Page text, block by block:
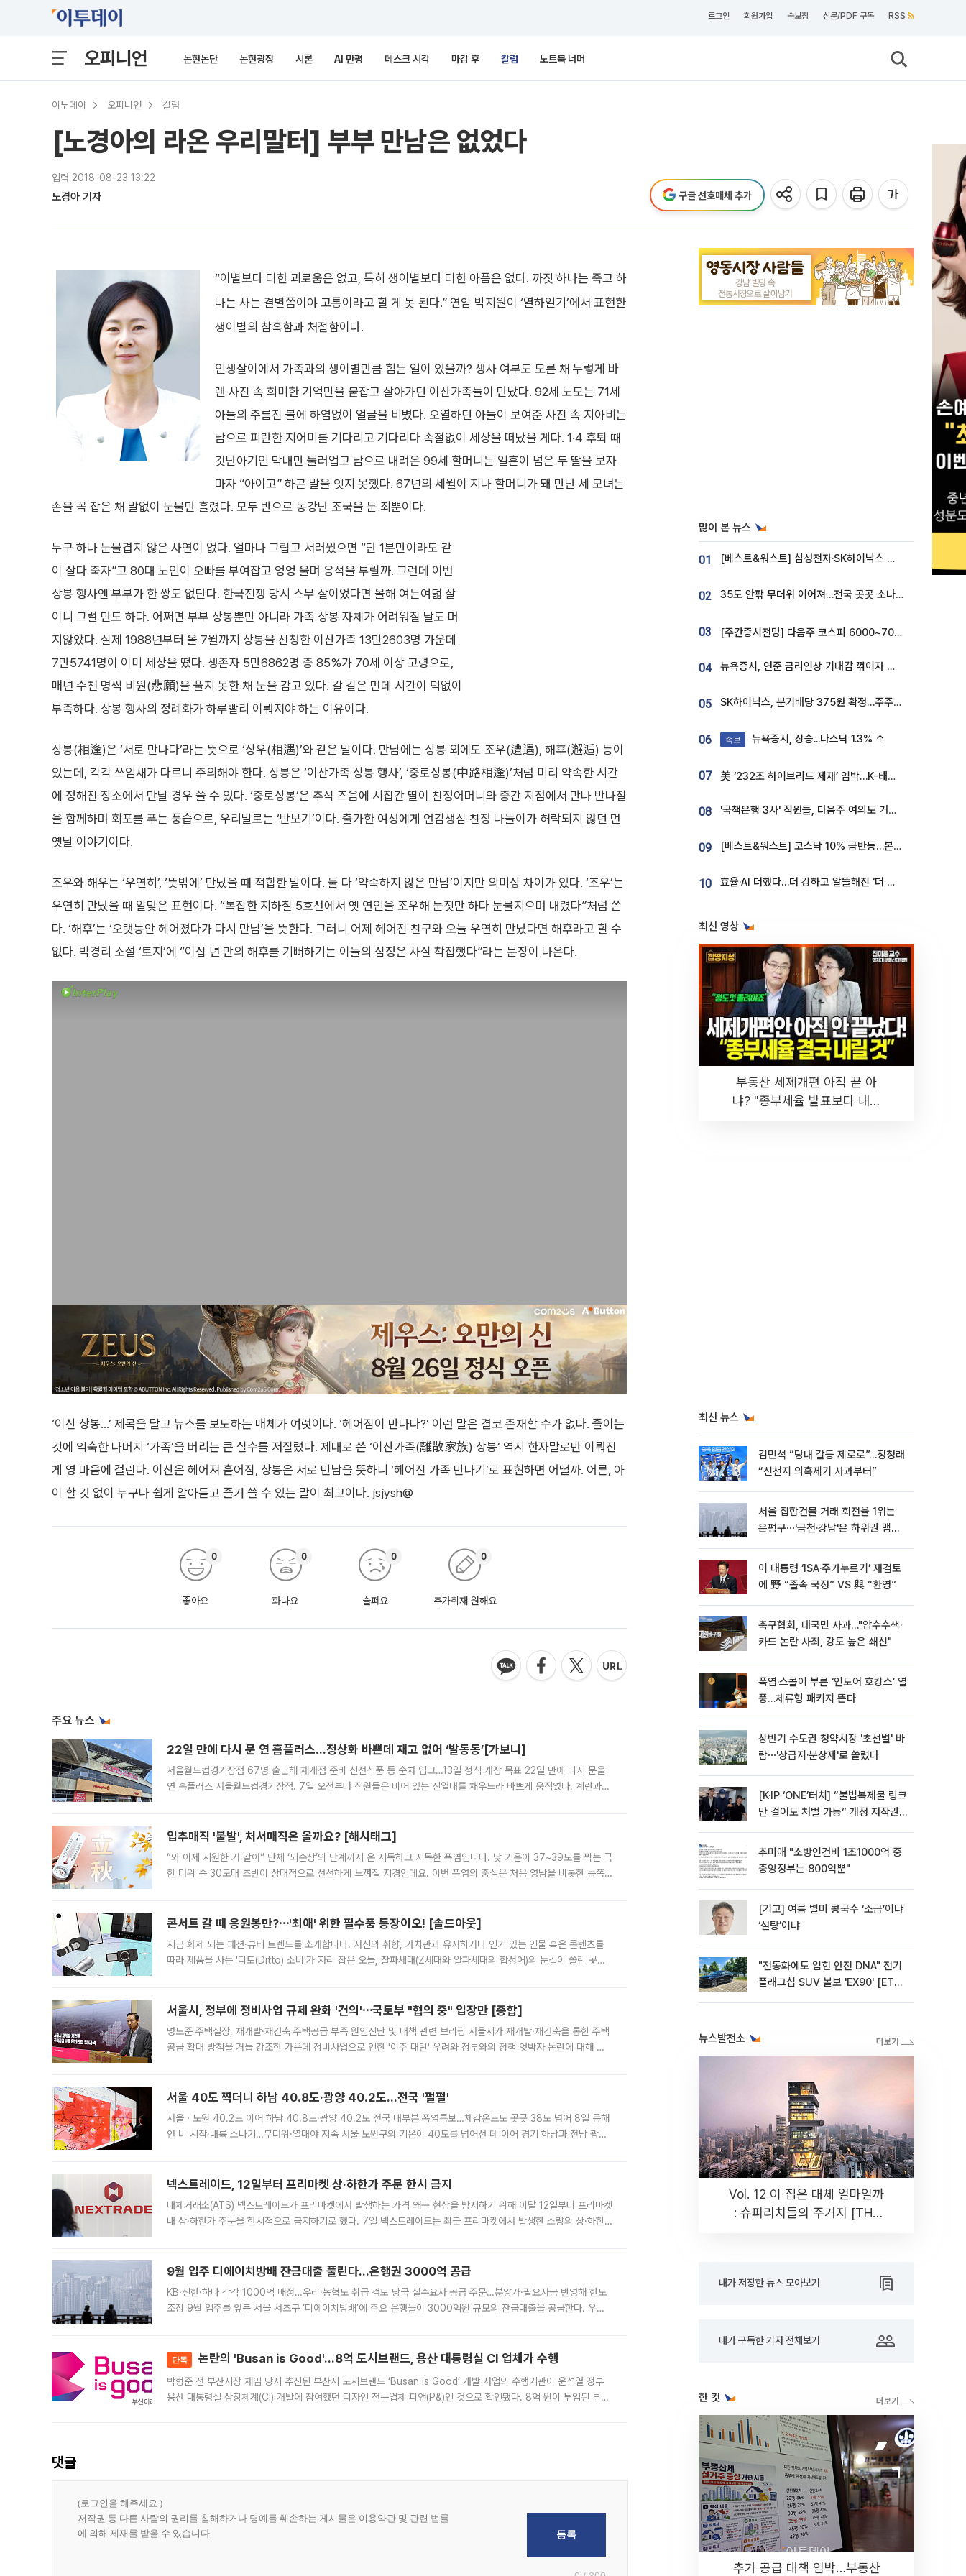
로그인 회원가입 속보창 신문/PDF 구독 RSS
오피니언 논현논단 논현광장 시론 AI 만평 데스크 시각 마감 후 칼럼 노트북 너머
이투데이 오피니언 칼럼
[노경아의 라온 우리말터] 부부 만남은 없었다
입력 2018-08-23 13:22
노경아 기자 구글 선호매체 추가
“이별보다 더한 괴로움은 없고, 특히 생이별보다 더한 아픔은 없다. 까짓 하나는 죽고 하
나는 사는 결별쯤이야 고통이라고 할 게 못 된다.” 연암 박지원이 ‘열하일기’에서 표현한
생이별의 참혹함과 처절함이다.
인생살이에서 가족과의 생이별만큼 힘든 일이 있을까? 생사 여부도 모른 채 누렇게 바
랜 사진 속 희미한 기억만을 붙잡고 살아가던 이산가족들이 만났다. 92세 노모는 71세
아들의 주름진 볼에 하염없이 얼굴을 비볐다. 오열하던 아들이 보여준 사진 속 지아비는
남으로 피란한 지어미를 기다리고 기다리다 속절없이 세상을 떠났을 게다. 1·4 후퇴 때
갓난아기인 막내만 둘러업고 남으로 내려온 99세 할머니는 일흔이 넘은 두 딸을 보자
마자 “아이고” 하곤 말을 잇지 못했다. 67년의 세월이 지나 할머니가 돼 만난 세 모녀는
손을 꼭 잡은 채 말없이 눈물만 흘렸다. 모두 반으로 동강난 조국을 둔 죄뿐이다.
누구 하나 눈물겹지 않은 사연이 없다. 얼마나 그립고 서러웠으면 “단 1분만이라도 같
이 살다 죽자”고 80대 노인이 오빠를 부여잡고 엉엉 울며 응석을 부릴까. 그런데 이번
상봉 행사엔 부부가 한 쌍도 없단다. 한국전쟁 당시 스무 살이었다면 올해 여든여덟 살
이니 그럴 만도 하다. 어쩌면 부부 상봉뿐만 아니라 가족 상봉 자체가 어려워질 날도 머
지않았다. 실제 1988년부터 올 7월까지 상봉을 신청한 이산가족 13만2603명 가운데
7만5741명이 이미 세상을 떴다. 생존자 5만6862명 중 85%가 70세 이상 고령으로,
매년 수천 명씩 비원(悲願)을 풀지 못한 채 눈을 감고 있다. 갈 길은 먼데 시간이 턱없이
부족하다. 상봉 행사의 정례화가 하루빨리 이뤄져야 하는 이유이다.
상봉(相逢)은 ‘서로 만나다’라는 뜻으로 ‘상우(相遇)’와 같은 말이다. 만남에는 상봉 외에도 조우(遭遇), 해후(邂逅) 등이
있는데, 각각 쓰임새가 다르니 주의해야 한다. 상봉은 ‘이산가족 상봉 행사’, ‘중로상봉(中路相逢)’처럼 미리 약속한 시간
에 정해진 장소에서 만날 경우 쓸 수 있다. ‘중로상봉’은 추석 즈음에 시집간 딸이 친정어머니와 중간 지점에서 만나 반나절
을 함께하며 회포를 푸는 풍습으로, 우리말로는 ‘반보기’이다. 출가한 여성에게 언감생심 친정 나들이가 허락되지 않던 먼
옛날 이야기이다.
조우와 해우는 ‘우연히’, ‘뜻밖에’ 만났을 때 적합한 말이다. 둘 다 ‘약속하지 않은 만남’이지만 의미상 차이가 있다. ‘조우’는
우연히 만났을 때 알맞은 표현이다. “복잡한 지하철 5호선에서 옛 연인을 조우해 눈짓만 하다 눈물지으며 내렸다”처럼 쓴
다. ‘해후’는 ‘오랫동안 헤어졌다가 다시 만남’을 뜻한다. 그러니 어제 헤어진 친구와 오늘 우연히 만났다면 해후라고 할 수
없다. 박경리 소설 ‘토지’에 “이십 년 만의 해후를 기뻐하기는 이들의 심정은 사실 착잡했다”라는 문장이 나온다.
‘이산 상봉…’ 제목을 달고 뉴스를 보도하는 매체가 여럿이다. ‘헤어짐이 만나다?’ 이런 말은 결코 존재할 수가 없다. 줄이는
것에 익숙한 나머지 ‘가족’을 버리는 큰 실수를 저질렀다. 제대로 쓴 ‘이산가족(離散家族) 상봉’ 역시 한자말로만 이뤄진
게 영 마음에 걸린다. 이산은 헤어져 흩어짐, 상봉은 서로 만남을 뜻하니 ‘헤어진 가족 만나기’로 표현하면 어떨까. 어른, 아
이 할 것 없이 누구나 쉽게 알아듣고 즐겨 쓸 수 있는 말이 최고이다. jsjysh@
좋아요
0
화나요
0
슬퍼요
0
추가취재 원해요
0
주요 뉴스
22일 만에 다시 문 연 홈플러스…정상화 바쁜데 재고 없어 ‘발동동’[가보니]
서울월드컵경기장점 67명 출근해 재개점 준비 신선식품 등 순차 입고…13일 정식 개장 목표 22일 만에 다시 문을
연 홈플러스 서울월드컵경기장점. 7일 오전부터 직원들은 비어 있는 진열대를 채우느라 바쁘게 움직였다. 계란과
입추매직 '불발', 처서매직은 올까요? [해시태그]
“와 이제 시원한 거 같아” 단체 ‘뇌손상’의 단계까지 온 지독하고 지독한 폭염입니다. 낮 기온이 37~39도를 찍는 극
한 더위 속 30도대 초반이 상대적으로 선선하게 느껴질 지경인데요. 이번 폭염의 중심은 처음 영남을 비롯한 동쪽
콘서트 갈 때 응원봉만?⋯'최애' 위한 필수품 등장이오! [솔드아웃]
지금 화제 되는 패션·뷰티 트렌드를 소개합니다. 자신의 취향, 가치관과 유사하거나 인기 있는 인물 혹은 콘텐츠를
따라 제품을 사는 '디토(Ditto) 소비'가 자리 잡은 오늘, 잘파세대(Z세대와 알파세대의 합성어)의 눈길이 쏠린 곳은
서울시, 정부에 정비사업 규제 완화 '건의'⋯국토부 "협의 중" 입장만 [종합]
명노준 주택실장, 재개발·재건축 주택공급 부족 원인진단 및 대책 관련 브리핑 서울시가 재개발·재건축을 통한 주택
공급 확대 방침을 거듭 강조한 가운데 정비사업으로 인한 '이주 대란' 우려와 정부와의 정책 엇박자 논란에 대해 정
서울 40도 찍더니 하남 40.8도·광양 40.2도…전국 '펄펄'
서울ㆍ노원 40.2도 이어 하남 40.8도·광양 40.2도 전국 대부분 폭염특보…체감온도도 곳곳 38도 넘어 8일 동해
안 비 시작·내륙 소나기…무더위·열대야 지속 서울 노원구의 기온이 40도를 넘어선 데 이어 경기 하남과 전남 광양
넥스트레이드, 12일부터 프리마켓 상·하한가 주문 한시 금지
대체거래소(ATS) 넥스트레이드가 프리마켓에서 발생하는 가격 왜곡 현상을 방지하기 위해 이달 12일부터 프리마켓
내 상·하한가 주문을 한시적으로 금지하기로 했다. 7일 넥스트레이드는 최근 프리마켓에서 발생한 소량의 상·하한
9월 입주 디에이치방배 잔금대출 풀린다…은행권 3000억 공급
KB·신한·하나 각각 1000억 배정…우리·농협도 취급 검토 당국 실수요자 공급 주문…분양가·필요자금 반영해 한도
조정 9월 입주를 앞둔 서울 서초구 ‘디에이치방배’에 주요 은행들이 3000억원 규모의 잔금대출을 공급한다. 우리
단독 논란의 'Busan is Good'…8억 도시브랜드, 용산 대통령실 CI 업체가 수행
박형준 전 부산시장 재임 당시 추진된 부산시 도시브랜드 ‘Busan is Good’ 개발 사업의 수행기관이 윤석열 정부
용산 대통령실 상징체계(CI) 개발에 참여했던 디자인 전문업체 피앤(P&)인 것으로 확인됐다. 8억 원이 투입된 부산
댓글
많이 본 뉴스
01 [베스트&워스트] 삼성전자·SK하이닉스 밀린 한 주…상상인증권은 85% 급등
02 35도 안팎 무더위 이어져…전국 곳곳 소나기 [오늘 날씨]
03 [주간증시전망] 다음주 코스피 6000~7000⋯“外人 수급은 정책이 변수”
04 뉴욕증시, 연준 금리인상 기대감 꺾이자 상승...S&P500 사상 최고치 [종합]
05 SK하이닉스, 분기배당 375원 확정…주주환원책 9월로 앞당겨 발표
06 속보 뉴욕증시, 상승...나스닥 1.3% ↑
07 美 ‘232조 하이브리드 제재’ 임박…K-태양광, 불확실성 털고 날개 다나
08 '국책은행 3사' 직원들, 다음주 여의도 거리 나서는 까닭은
09 [베스트&워스트] 코스닥 10% 급반등…본느, 최대주주 변경 기대에 270% 폭등
10 효율·AI 더했다…더 강하고 알뜰해진 ‘더 뉴 그랜저 하이브리드’ [ET의 모빌리티]
최신 영상
부동산 세제개편 아직 끝 아
냐? "종부세율 발표보다 내릴
최신 뉴스
김민석 “당내 갈등 제로로”…정청래
“신천지 의혹제기 사과부터”
서울 집합건물 거래 회전율 1위는
은평구⋯'금천·강남'은 하위권 맴돌
이 대통령 ‘ISA·주가누르기’ 재검토
에 野 “졸속 국정” VS 與 “환영”
축구협회, 대국민 사과…"압수수색·
카드 논란 사죄, 강도 높은 쇄신"
폭염·스콜이 부른 ‘인도어 호캉스’ 열
풍…체류형 패키지 뜬다
상반기 수도권 청약시장 '초선별' 바
람⋯'상급지·분상제'로 쏠렸다
[K·IP ‘ONE’터치] “불법복제물 링크
만 걸어도 처벌 가능” 개정 저작권
추미애 "소방인건비 1조1000억 중
중앙정부는 800억뿐"
[기고] 여름 별미 콩국수 ‘소금’이냐
‘설탕’이냐
"전동화에도 입힌 안전 DNA" 전기
플래그십 SUV 볼보 'EX90' [ET의
뉴스발전소
Vol. 12 이 집은 대체 얼마일까
: 슈퍼리치들의 주거지 [THE
내가 저장한 뉴스 모아보기
내가 구독한 기자 전체보기
한 컷
추가 공급 대책 임박…부동산